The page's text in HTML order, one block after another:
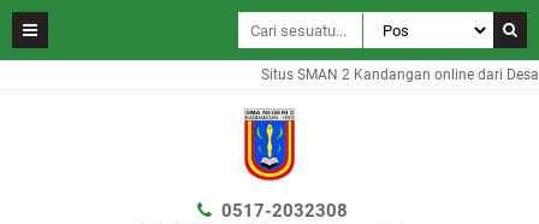
Situs SMAN 2 Kandangan online dari
0517-2032308